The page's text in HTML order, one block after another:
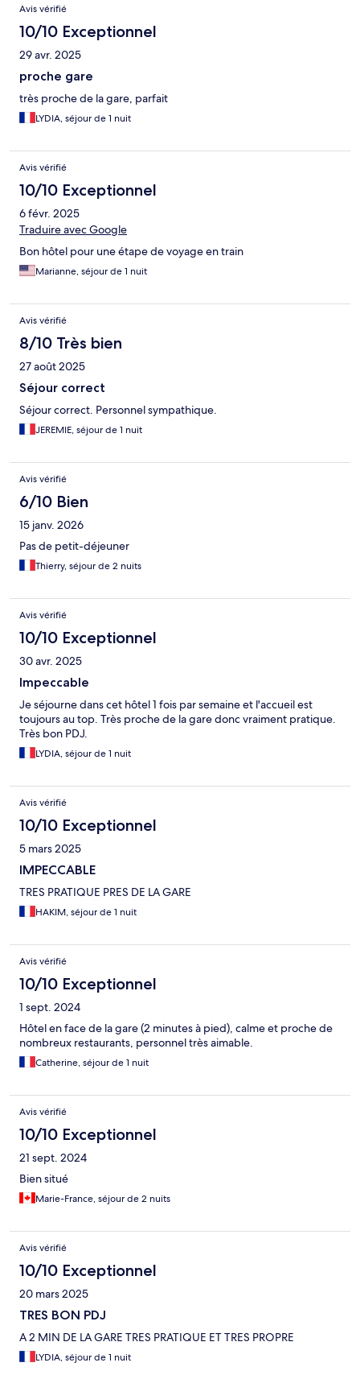
Avis vérifié
10/10 Exceptionnel
29 avr. 2025
proche gare
très proche de la gare, parfait
LYDIA, séjour de 1 nuit
Avis vérifié
10/10 Exceptionnel
6 févr. 2025
Traduire avec Google
Bon hôtel pour une étape de voyage en train
Marianne, séjour de 1 nuit
Avis vérifié
8/10 Très bien
27 août 2025
Séjour correct
Séjour correct. Personnel sympathique.
JEREMIE, séjour de 1 nuit
Avis vérifié
6/10 Bien
15 janv. 2026
Pas de petit-déjeuner
Thierry, séjour de 2 nuits
Avis vérifié
10/10 Exceptionnel
30 avr. 2025
Impeccable
Je séjourne dans cet hôtel 1 fois par semaine et l'accueil est
toujours au top. Très proche de la gare donc vraiment pratique.
Très bon PDJ.
LYDIA, séjour de 1 nuit
Avis vérifié
10/10 Exceptionnel
5 mars 2025
IMPECCABLE
TRES PRATIQUE PRES DE LA GARE
HAKIM, séjour de 1 nuit
Avis vérifié
10/10 Exceptionnel
1 sept. 2024
Hôtel en face de la gare (2 minutes à pied), calme et proche de
nombreux restaurants, personnel très aimable.
Catherine, séjour de 1 nuit
Avis vérifié
10/10 Exceptionnel
21 sept. 2024
Bien situé
Marie-France, séjour de 2 nuits
Avis vérifié
10/10 Exceptionnel
20 mars 2025
TRES BON PDJ
A 2 MIN DE LA GARE TRES PRATIQUE ET TRES PROPRE
LYDIA, séjour de 1 nuit